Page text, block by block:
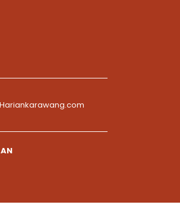
Hariankarawang.com